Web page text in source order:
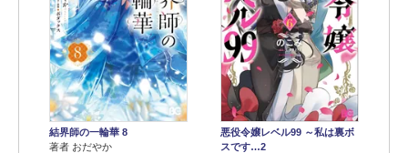
結界師の一輪華 8
著者 おだやか
悪役令嬢レベル99 ～私は裏ボ
スです…2